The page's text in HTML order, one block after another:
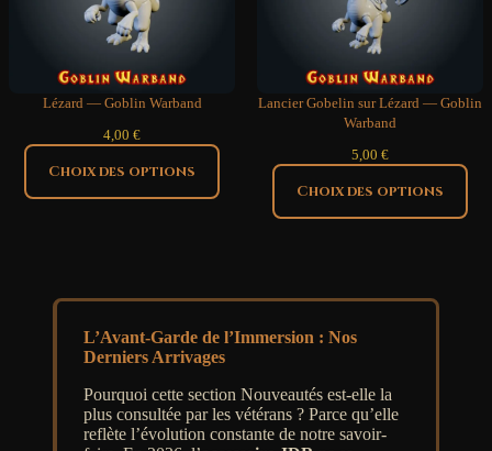
Lézard — Goblin Warband
4,00 €
Choix des options
Lancier Gobelin sur Lézard — Goblin
Warband
5,00 €
Choix des options
L’Avant-Garde de l’Immersion : Nos
Derniers Arrivages
Pourquoi cette section Nouveautés est-elle la
plus consultée par les vétérans ? Parce qu’elle
reflète l’évolution constante de notre savoir-